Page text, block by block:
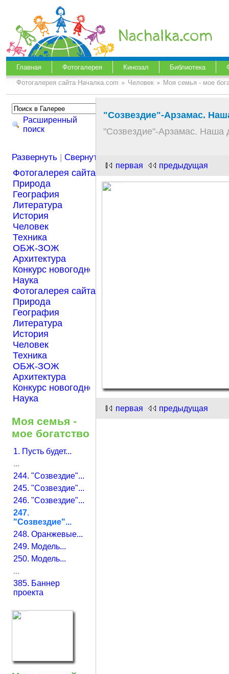
Главная Фотогалерея Кинозал Библиотека
Фотогалерея сайта Началка.com Человек Моя семья - мое
Расширенный
поиск
Развернуть |Свернуть
Фотогалерея сайта Началка.com
Природа
География
Литература
История
Человек
Техника
ОБЖ-ЗОЖ
Архитектура
Конкурс новогодней открытки "Нарисуем Новый
Наука
Фотогалерея сайта Началка.com
Природа
География
Литература
История
Человек
Техника
ОБЖ-ЗОЖ
Архитектура
Конкурс новогодней открытки "Нарисуем Новый
Наука
Моя семья -
мое богатство
1. Пусть будет...
...
244. "Созвездие"...
245. "Созвездие"...
246. "Созвездие"...
247.
"Созвездие"...
248. Оранжевые...
249. Модель...
250. Модель...
...
385. Баннер
проекта
"Созвездие"-Арзамас.
"Созвездие"-Арзамас. Наша
первая предыдущая
первая предыдущая